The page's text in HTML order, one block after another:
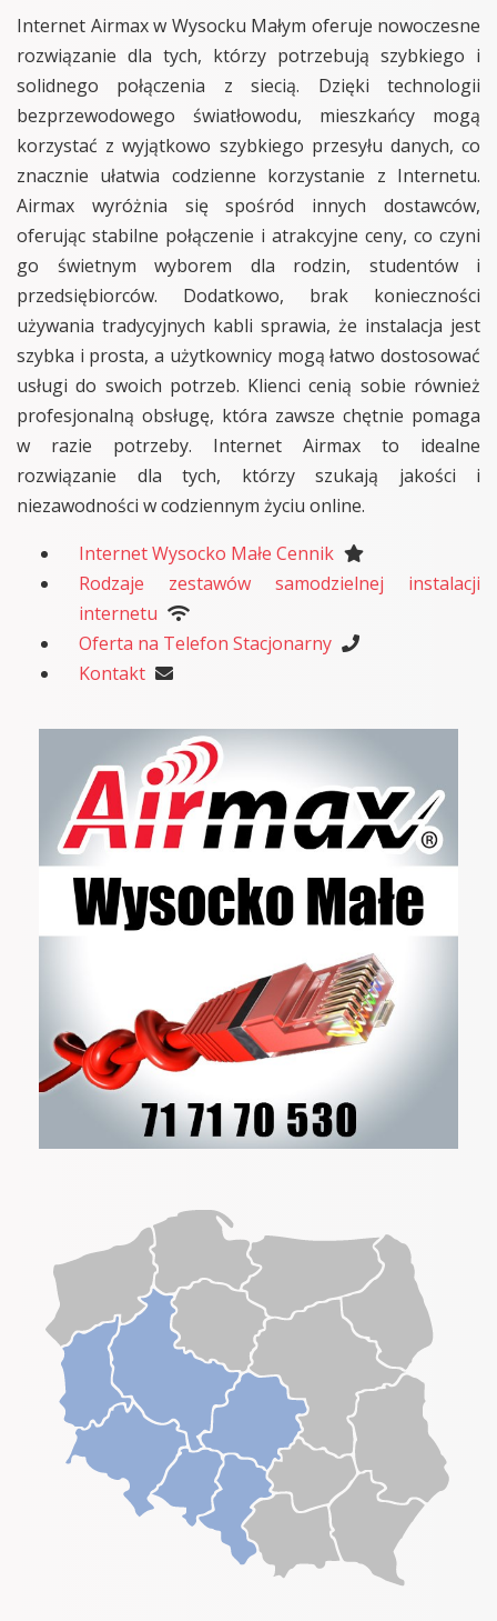
Internet Airmax w Wysocku Małym oferuje nowoczesne
rozwiązanie dla tych, którzy potrzebują szybkiego i
solidnego połączenia z siecią. Dzięki technologii
bezprzewodowego światłowodu, mieszkańcy mogą
korzystać z wyjątkowo szybkiego przesyłu danych, co
znacznie ułatwia codzienne korzystanie z Internetu.
Airmax wyróżnia się spośród innych dostawców,
oferując stabilne połączenie i atrakcyjne ceny, co czyni
go świetnym wyborem dla rodzin, studentów i
przedsiębiorców. Dodatkowo, brak konieczności
używania tradycyjnych kabli sprawia, że instalacja jest
szybka i prosta, a użytkownicy mogą łatwo dostosować
usługi do swoich potrzeb. Klienci cenią sobie również
profesjonalną obsługę, która zawsze chętnie pomaga
w razie potrzeby. Internet Airmax to idealne
rozwiązanie dla tych, którzy szukają jakości i
niezawodności w codziennym życiu online.
Internet Wysocko Małe Cennik
Rodzaje zestawów samodzielnej instalacji
internetu
Oferta na Telefon Stacjonarny
Kontakt